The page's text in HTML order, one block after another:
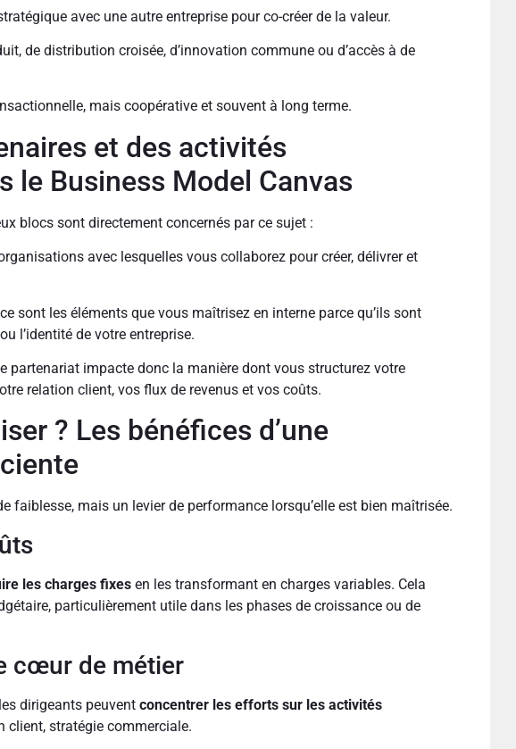
avec une autre entreprise pour co-créer de la valeur.
de distribution croisée, d’innovation commune ou d’accès à de
mais coopérative et souvent à long terme.
et des activités
le Business Model Canvas
blocs sont directement concernés par ce sujet :
avec lesquelles vous collaborez pour créer, délivrer et
sont les éléments que vous maîtrisez en interne parce qu’ils sont
l’identité de votre entreprise.
partenariat impacte donc la manière dont vous structurez votre
relation client, vos flux de revenus et vos coûts.
? Les bénéfices d’une
faiblesse, mais un levier de performance lorsqu’elle est bien maîtrisée.
les charges fixes en les transformant en charges variables. Cela
particulièrement utile dans les phases de croissance ou de
cœur de métier
dirigeants peuvent concentrer les efforts sur les activités
client, stratégie commerciale.